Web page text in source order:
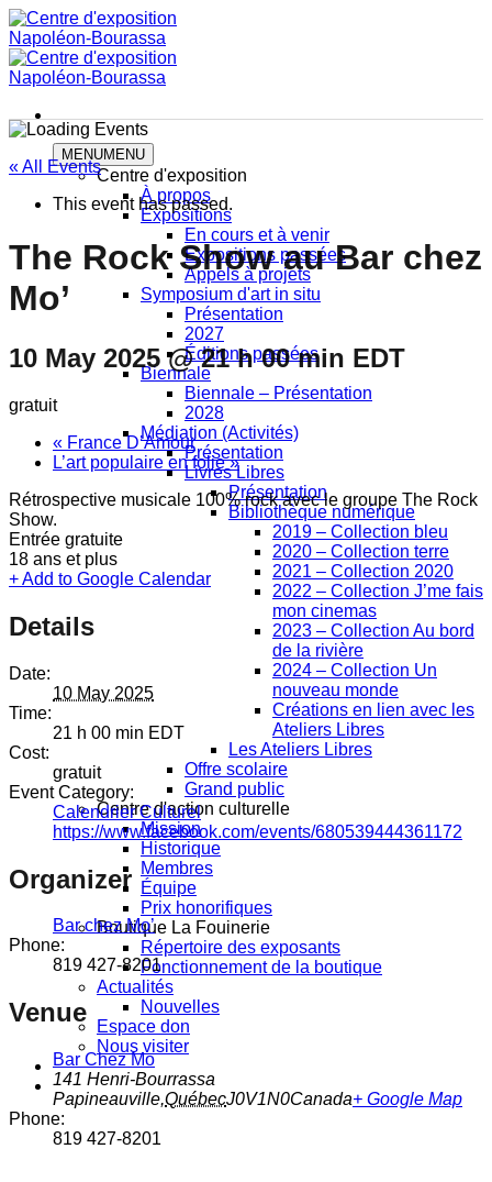
Skip
to
content
MENUMENU
Centre d'exposition
À propos
Expositions
En cours et à venir
Expositions passées
Appels à projets
Symposium d'art in situ
Présentation
2027
Éditions passées
Biennale
Biennale – Présentation
2028
Médiation (Activités)
Présentation
Livres Libres
Présentation
Bibliothèque numérique
2019 – Collection bleu
2020 – Collection terre
2021 – Collection 2020
2022 – Collection J’me fais
mon cinemas
2023 – Collection Au bord
de la rivière
2024 – Collection Un
nouveau monde
Créations en lien avec les
Ateliers Libres
Les Ateliers Libres
Offre scolaire
Grand public
Centre d'action culturelle
Mission
Historique
Membres
Équipe
Prix honorifiques
Boutique La Fouinerie
Répertoire des exposants
Fonctionnement de la boutique
Actualités
Nouvelles
Espace don
Nous visiter
« All Events
This event has passed.
The Rock Show au Bar chez
Mo’
10 May 2025 @ 21 h 00 min EDT
gratuit
« France D’Amour
L’art populaire en folie»
Rétrospective musicale 100% rock avec le groupe The Rock
Show.
Entrée gratuite
18 ans et plus
+ Add to Google Calendar
Details
Date:
10 May 2025
Time:
21 h 00 min EDT
Cost:
gratuit
Event Category:
Calendrier Culturel
https://www.facebook.com/events/680539444361172
Organizer
Bar chez Mo’
Phone:
819 427-8201
Venue
Bar Chez Mo
141 Henri-Bourrassa
Papineauville,QuébecJ0V1N0Canada+ Google Map
Phone:
819 427-8201